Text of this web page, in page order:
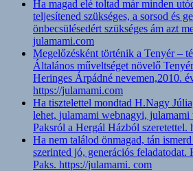
Ha magad elé toltad már minden
teljesítened szükséges, a sorsod és
önbecsülésedért szükséges ám azt
julamami.com
Megelőzésként történik a Tenyér –
Általános műveltséget növelő
Heringes Árpádné nevemen,2010.
https://julamami.com
Ha tisztelettel mondtad H.Nagy
lehet, julamami webnagyi, julamami
Paksról a Hergál Házból szeretettel.
Ha nem találod önmagad, tán
szerinted jó, generációs feladatodat.
Paks. https://julamami. com